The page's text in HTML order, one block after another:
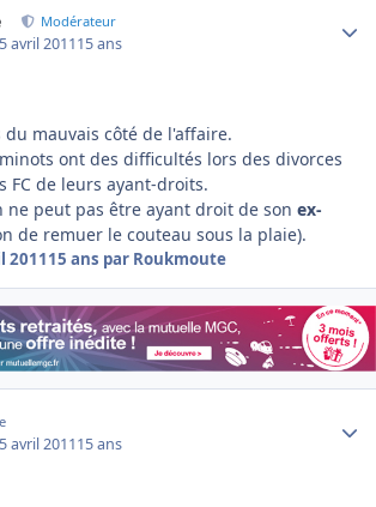
Modérateur
avril 201115 ans
du mauvais côté de l'affaire.
ont des difficultés lors des divorces
FC de leurs ayant-droits.
ne peut pas être ayant droit de son ex-
de remuer le couteau sous la plaie).
201115 ans par Roukmoute
avril 201115 ans